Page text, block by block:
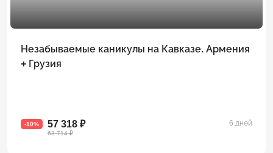
Незабываемые каникулы на Кавказе. Армения
+ Грузия
-10% 57 318 ₽
63 714 ₽
6 дней